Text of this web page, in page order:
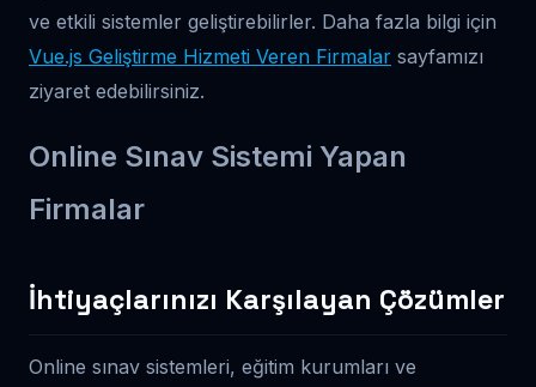
ve etkili sistemler geliştirebilirler. Daha fazla bilgi için
Vue.js Geliştirme Hizmeti Veren Firmalar sayfamızı
ziyaret edebilirsiniz.
Online Sınav Sistemi Yapan
Firmalar
İhtiyaçlarınızı Karşılayan Çözümler
Online sınav sistemleri, eğitim kurumları ve